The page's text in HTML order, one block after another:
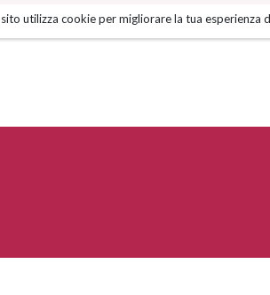
utilizza cookie per migliorare la tua esperienza